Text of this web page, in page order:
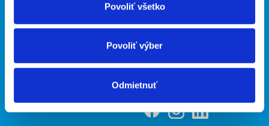
Povoliť všetko
Povoliť výber
Odmietnuť
mobilná aplikácia
Fajn práce
Ponuka brigády z celej ČR
Fajn-brigady.sk